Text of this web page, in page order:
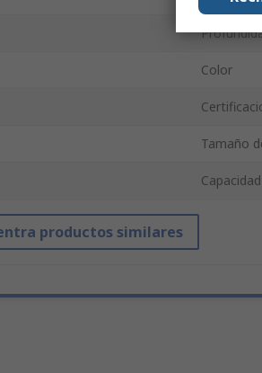
Color
Tamaño
productos similares